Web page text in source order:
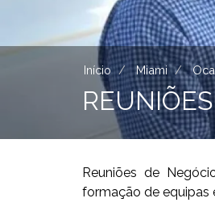
Início Miami
Reuniões de
formação de equipas